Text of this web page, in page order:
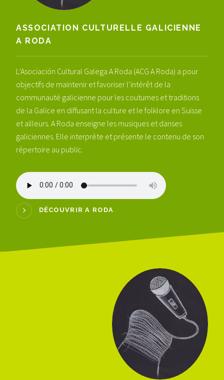
ASSOCIATION CULTURELLE GALICIENNE
A RODA
L’Asociación Cultural Galega A Roda (ACG A Roda) a pour
objectifs de maintenir et favoriser l’intérêt de la
communauté galicienne pour les coutumes et traditions
de la Galice en diffusant la culture et le folklore en Suisse
et ailleurs. A Roda enseigne les musiques et danses
galiciennes. Elle interprète et présente le contenu de son
répertoire au public.
DÉCOUVRIR A RODA